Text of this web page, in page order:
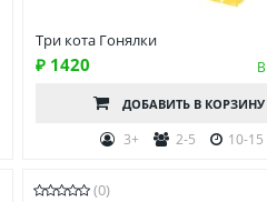
Три кота Гонялки
₽ 1420
ДОБАВИТЬ В КОРЗИНУ
3+ 2-5 10-15
(0)